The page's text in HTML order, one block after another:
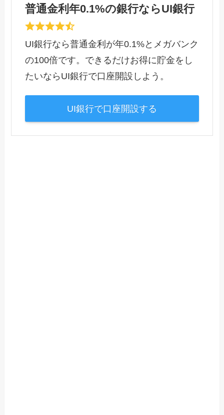
普通金利年0.1%の銀行ならUI銀行
UI銀行なら普通金利が年0.1%とメガバンク
の100倍です。できるだけお得に貯金をし
たいならUI銀行で口座開設しよう。
UI銀行で口座開設する